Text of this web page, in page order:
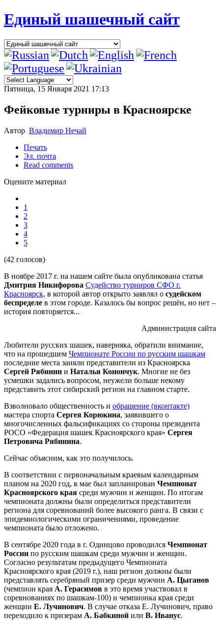
Единый шашечный сайт
Пятница, 15 Января 2021 17:13
Фейковые турниры в Красноярске
Автор Владимир Нечай
Печать
Эл. почта
Read comments
Оцените материал
1
2
3
4
5
(42 голосов)
В ноябре 2017 г. на нашем сайте была опубликована статья
Дмитрия Никифорова Судейство турниров СФО г.
Красноярск, в которой автор открыто заявлял о судейском
беспределе в этом городе. Казалось бы вопрос решён, но нет –
история повторяется...
Администрация сайта
Любители русских шашек, наверняка, обратили внимание,
что на прошедшем Чемпионате России по русским шашкам
последние места заняли представители из Красноярска
Сергей Рябинин и Наталья Конончук. Многие не без
усмешки задались вопросом, неужели больше некому
представить этот сибирский регион на главном старте.
Взволновало общественность и обращение (вконтакте)
мастера спорта Сергея Корюкина, заявившего о
многочисленных фальсификациях со стороны президента
РОСО «Федерация шашек Красноярского края» Сергея
Петровича Рябинина.
Сейчас объясним, как это получилось.
В соответствии с первоначальным краевым календарным
планом на 2020 год, в мае был запланирован Чемпионат
Красноярского края среди мужчин и женщин. По итогам
чемпионата должны были определиться представители
региона для соревнований более высокого ранга. В связи с
эпидемиологическими ограничениями, проведение
чемпионата было отложено.
В сентябре 2020 года в г. Одинцово проводился Чемпионат
России по русским шашкам среди мужчин и женщин.
Согласно результатам предыдущего Чемпионата
Красноярского края (2019 г.), наш регион должны были
представлять серебряный призер среди мужчин А. Цыганов
(чемпион края А. Герасимов в это время участвовал в
соревнованиях по шашкам-100) и чемпионка края среди
женщин Е. Лучинович. В случае отказа Е. Лучинович, право
переходило к призерам А. Бабкиной или В. Иванус.